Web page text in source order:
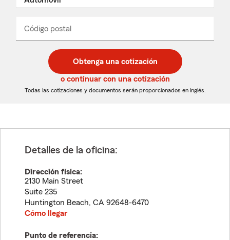
desplegable
Código postal
de
5
dígitos
de
5
dígitos
_____
Obtenga una cotización
o continuar con una cotización
Todas las cotizaciones y documentos serán proporcionados en inglés.
Detalles de la oficina:
Dirección física:
2130 Main Street
Suite 235
Huntington Beach, CA 92648-6470
Cómo llegar
Punto de referencia: